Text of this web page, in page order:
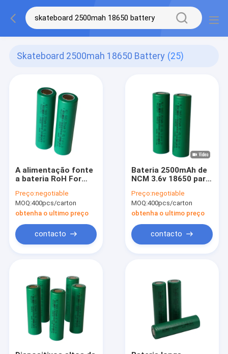
Skateboard 2500mah 18650 Battery (25)
A alimentação fonte
a bateria RoH For
do de alta
capacidade 2500mah
18650
Preço:negotiable
MOQ:400pcs/carton
obtenha o ultimo preço
contacto
Bateria 2500mAh de
NCM 3.6v 18650 para
elétricos
Preço:negotiable
MOQ:400pcs/carton
obtenha o ultimo preço
contacto